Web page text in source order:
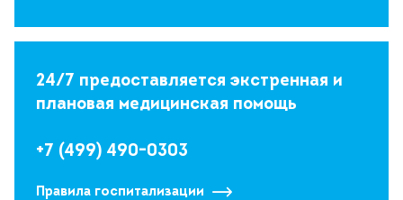
24/7 предоставляется экстренная и
плановая медицинская помощь
+7 (499) 490-0303
Правила госпитализации